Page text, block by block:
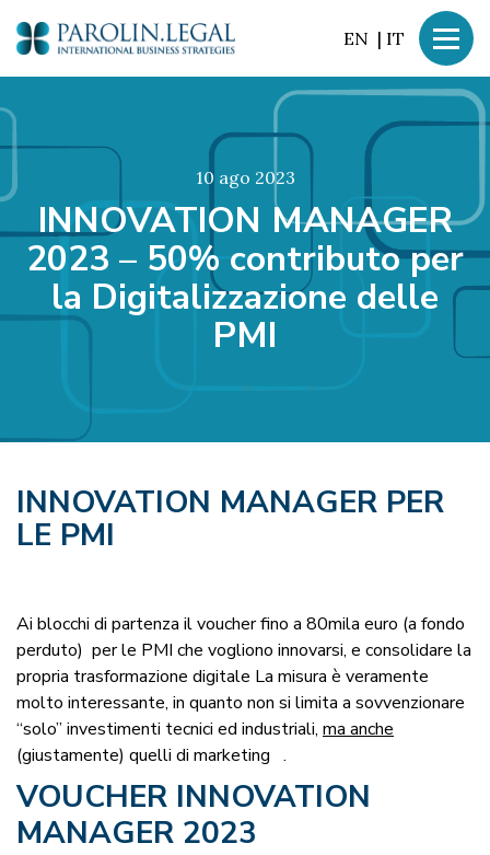
EN | IT
10 ago 2023
INNOVATION MANAGER
2023 – 50% contributo per
la Digitalizzazione delle
PMI
INNOVATION MANAGER PER
LE PMI
Ai blocchi di partenza il voucher fino a 80mila euro (a fondo
perduto) per le PMI che vogliono innovarsi, e consolidare la
propria trasformazione digitale La misura è veramente
molto interessante, in quanto non si limita a sovvenzionare
“solo” investimenti tecnici ed industriali, ma anche
(giustamente) quelli di marketing .
VOUCHER INNOVATION
MANAGER 2023